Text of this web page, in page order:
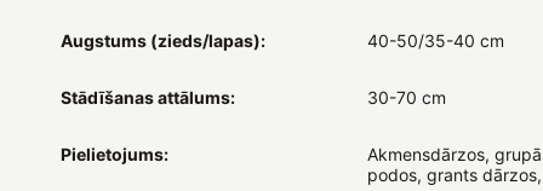
Augstums (zieds/lapas): 40-50/35-40 cm
Stādīšanas attālums: 30-70 cm
Pielietojums:
Akmensdārzos,
podos, grants